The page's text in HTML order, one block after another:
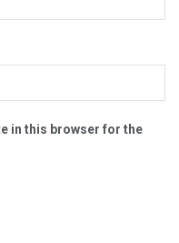
in this browser for the